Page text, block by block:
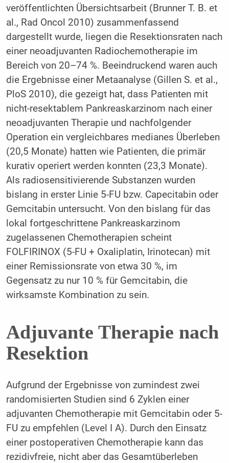
veröffentlichten Übersichtsarbeit (Brunner T. B. et
al., Rad Oncol 2010) zusammenfassend
dargestellt wurde, liegen die Resektionsraten nach
einer neoadjuvanten Radiochemotherapie im
Bereich von 20–74 %. Beeindruckend waren auch
die Ergebnisse einer Metaanalyse (Gillen S. et al.,
PloS 2010), die gezeigt hat, dass Patienten mit
nicht-resektablem Pankreaskarzinom nach einer
neoadjuvanten Therapie und nachfolgender
Operation ein vergleichbares medianes Überleben
(20,5 Monate) hatten wie Patienten, die primär
kurativ operiert werden konnten (23,3 Monate).
Als radiosensitivierende Substanzen wurden
bislang in erster Linie 5-FU bzw. Capecitabin oder
Gemcitabin untersucht. Von den bislang für das
lokal fortgeschrittene Pankreaskarzinom
zugelassenen Chemotherapien scheint
FOLFIRINOX (5-FU + Oxaliplatin, Irinotecan) mit
einer Remissionsrate von etwa 30 %, im
Gegensatz zu nur 10 % für Gemcitabin, die
wirksamste Kombination zu sein.
Adjuvante Therapie nach
Resektion
Aufgrund der Ergebnisse von zumindest zwei
randomisierten Studien sind 6 Zyklen einer
adjuvanten Chemotherapie mit Gemcitabin oder 5-
FU zu empfehlen (Level I A). Durch den Einsatz
einer postoperativen Chemotherapie kann das
rezidivfreie, nicht aber das Gesamtüberleben